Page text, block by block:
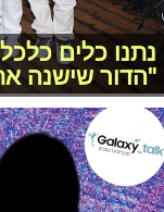
נתנו כלים
"הדור שישנה